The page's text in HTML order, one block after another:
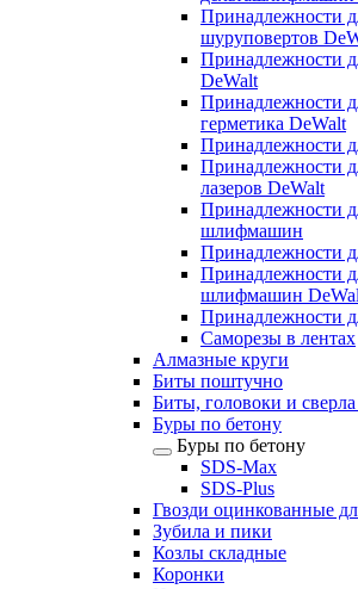
Принадлежности
шуруповертов
Принадлежности
DeWalt
Принадлежности
герметика DeWalt
Принадлежности
Принадлежности
лазеров DeWalt
Принадлежности
шлифмашин
Принадлежности
Принадлежности
шлифмашин
Принадлежности
Саморезы в лентах
Алмазные круги
Биты поштучно
Биты, головоки и
Буры по бетону
Буры по бетону
SDS-Max
SDS-Plus
Гвозди оцинкованные
Зубила и пики
Козлы складные
Коронки